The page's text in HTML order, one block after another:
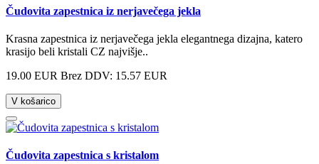
Čudovita zapestnica iz nerjavečega jekla
Krasna zapestnica iz nerjavečega jekla elegantnega dizajna, katero
krasijo beli kristali CZ najvišje..
19.00 EUR Brez DDV: 15.57 EUR
V košarico
Čudovita zapestnica s kristalom